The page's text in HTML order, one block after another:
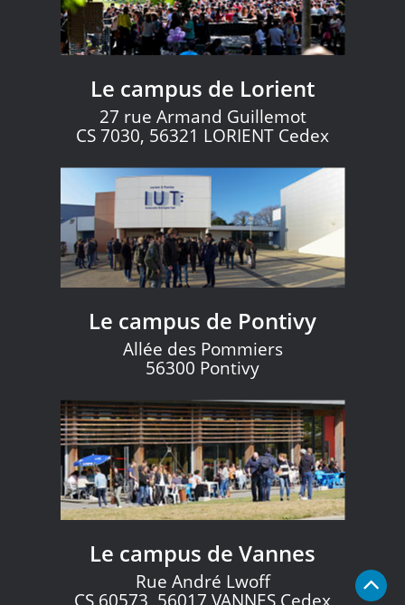
Le campus de Lorient
27 rue Armand Guillemot
CS 7030, 56321 LORIENT Cedex
Le campus de Pontivy
Allée des Pommiers
56300 Pontivy
Le campus de Vannes
Rue André Lwoff